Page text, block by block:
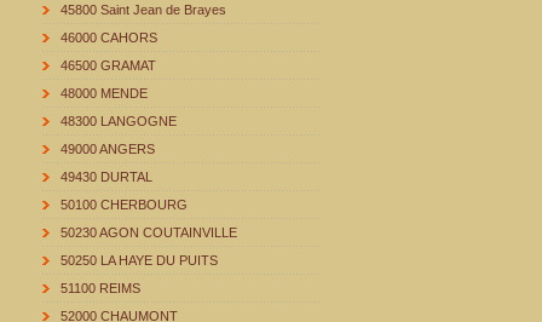
45800 Saint Jean de Brayes
46000 CAHORS
46500 GRAMAT
48000 MENDE
48300 LANGOGNE
49000 ANGERS
49430 DURTAL
50100 CHERBOURG
50230 AGON COUTAINVILLE
50250 LA HAYE DU PUITS
51100 REIMS
52000 CHAUMONT